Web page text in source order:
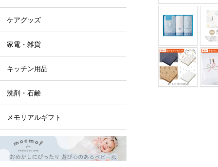
ケアグッズ
家電・雑貨
キッチン用品
洗剤・石鹸
メモリアルギフト